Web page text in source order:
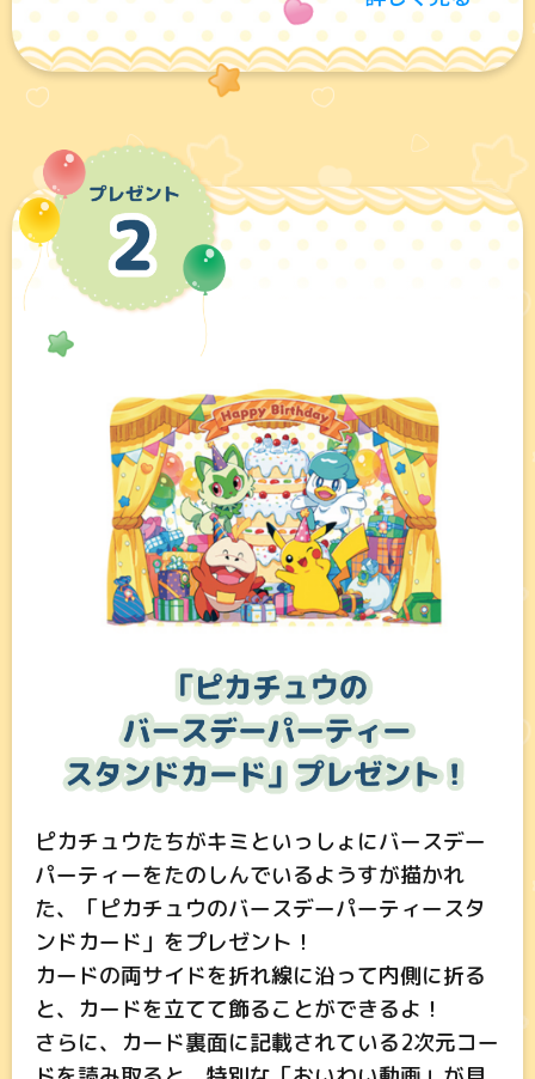
ピカチュウたちがキミといっしょにバースデー
パーティーをたのしんでいるようすが描かれ
た、「ピカチュウのバースデーパーティースタ
ンドカード」をプレゼント！
カードの両サイドを折れ線に沿って内側に折る
と、カードを立てて飾ることができるよ！
さらに、カード裏面に記載されている2次元コー